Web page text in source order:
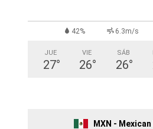
42% 6.3m/s
JUE
27°
VIE
26°
SÁB
26°
MXN -